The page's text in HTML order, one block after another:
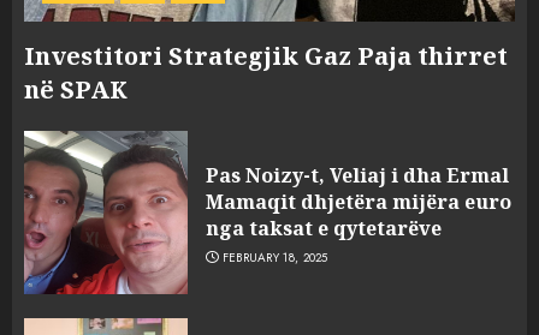
Investitori Strategjik Gaz Paja thirret
në SPAK
Pas Noizy-t, Veliaj i dha Ermal
Mamaqit dhjetëra mijëra euro
nga taksat e qytetarëve
FEBRUARY 18, 2025